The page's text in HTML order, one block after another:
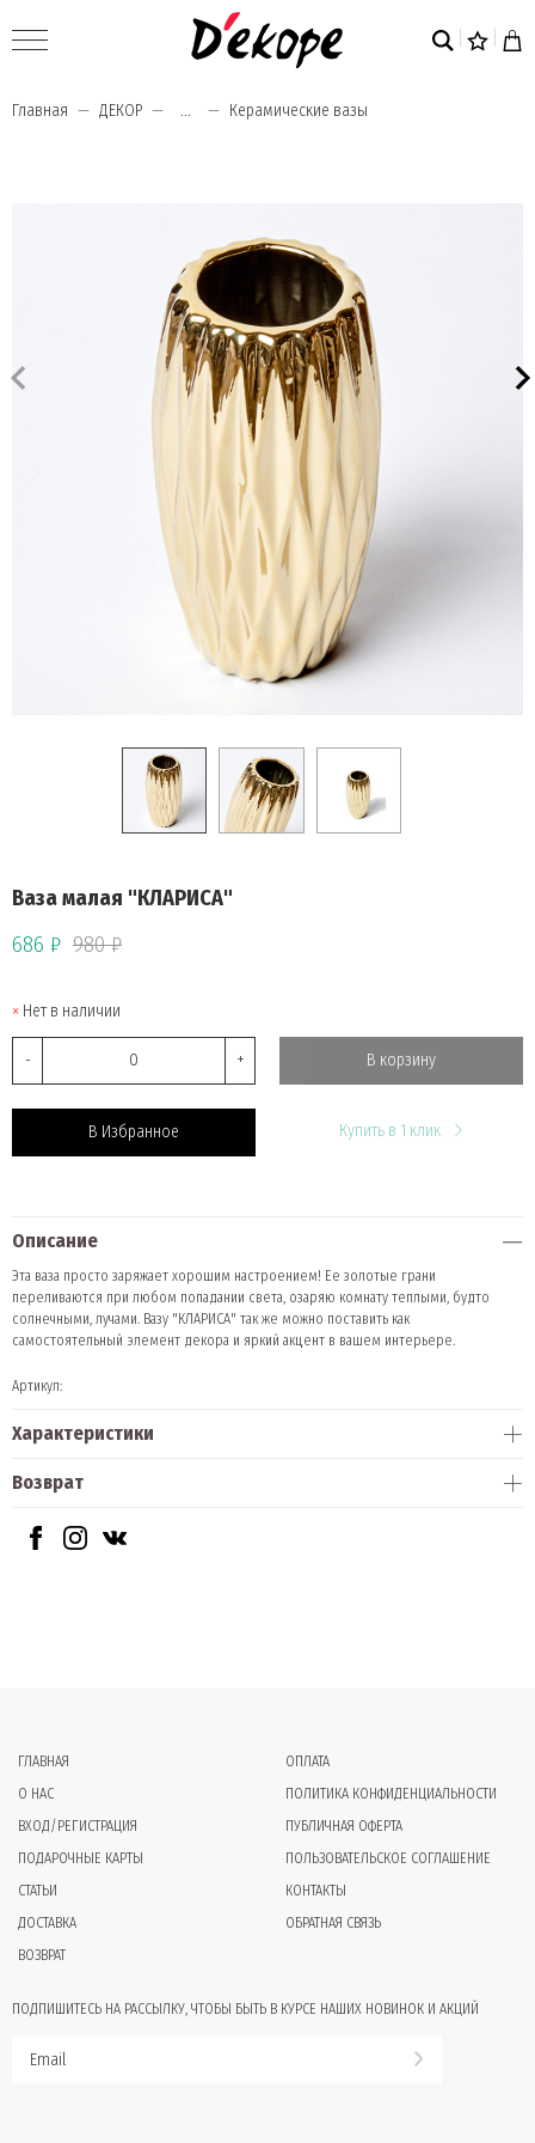
Главная ДЕКОР ... Керамические вазы
Ваза малая "КЛАРИСА"
686 ₽ 980 ₽
Нет в наличии
- + В корзину
В Избранное Купить в 1 клик
Описание
Эта ваза просто заряжает хорошим настроением! Ее золотые грани
переливаются при любом попадании света, озаряю комнату теплыми, будто
солнечными, лучами. Вазу "КЛАРИСА" так же можно поставить как
самостоятельный элемент декора и яркий акцент в вашем интерьере.
Артикул:
Характеристики
Возврат
ГЛАВНАЯ
О НАС
ВХОД/РЕГИСТРАЦИЯ
ПОДАРОЧНЫЕ КАРТЫ
СТАТЬИ
ДОСТАВКА
ВОЗВРАТ
ОПЛАТА
ПОЛИТИКА КОНФИДЕНЦИАЛЬНОСТИ
ПУБЛИЧНАЯ ОФЕРТА
ПОЛЬЗОВАТЕЛЬСКОЕ СОГЛАШЕНИЕ
КОНТАКТЫ
ОБРАТНАЯ СВЯЗЬ
ПОДПИШИТЕСЬ НА РАССЫЛКУ, ЧТОБЫ БЫТЬ В КУРСЕ НАШИХ НОВИНОК И АКЦИЙ